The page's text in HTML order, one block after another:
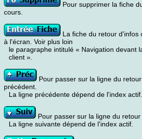
Pour supprimer la fiche
cours.
La fiche du retour d'infos
à l'écran. Voir plus loin
le paragraphe intitulé « Navigation devant
client ».
Pour passer sur la ligne du
précédent.
La ligne précédente dépend de l'index actif.
Pour passer sur la ligne du retour
La ligne suivante dépend de l'index actif.